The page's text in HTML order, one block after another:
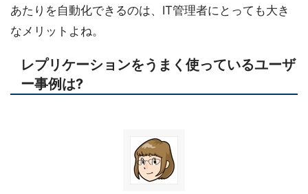
あたりを自動化できるのは、IT管理者にとっても大き
なメリットよね。
レプリケーションをうまく使っているユーザ
ー事例は?